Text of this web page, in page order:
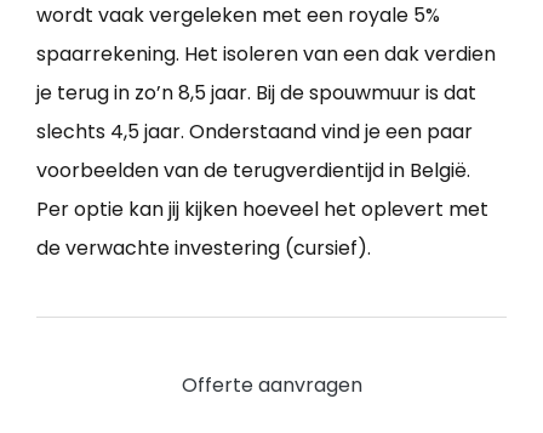
wordt vaak vergeleken met een royale 5%
spaarrekening. Het isoleren van een dak verdien
je terug in zo’n 8,5 jaar. Bij de spouwmuur is dat
slechts 4,5 jaar. Onderstaand vind je een paar
voorbeelden van de terugverdientijd in België.
Per optie kan jij kijken hoeveel het oplevert met
de verwachte investering (cursief).
Offerte aanvragen